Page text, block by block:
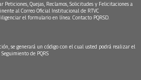
Peticiones, Quejas, Reclamos, Solicitudes y Felicitaciones a
al Correo Oficial Institucional de RTVC
el formulario en línea: Contacto PQRSD.
se generará un código con el cual usted podrá realizar el
Seguimiento de PQRS